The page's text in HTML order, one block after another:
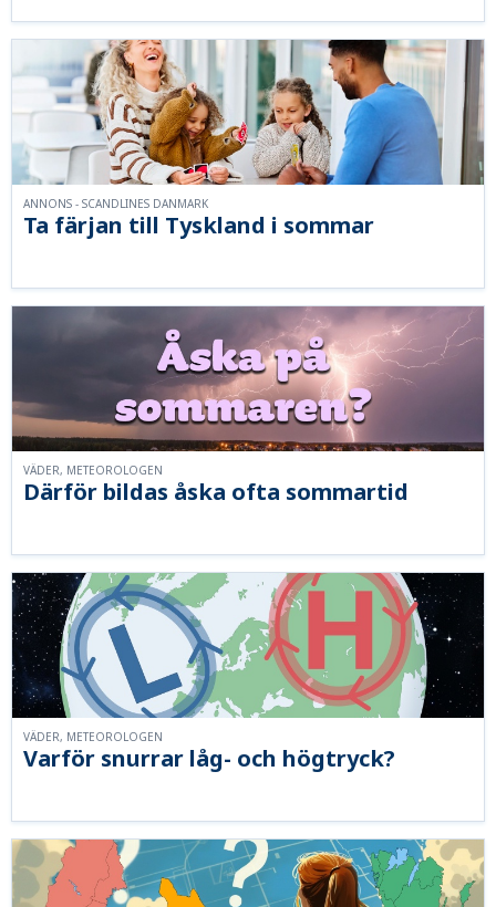
Ta färjan till Tyskland i sommar
ANNONS - SCANDLINES DANMARK
Därför bildas åska ofta sommartid
VÄDER, METEOROLOGEN
Varför snurrar låg- och högtryck?
VÄDER, METEOROLOGEN